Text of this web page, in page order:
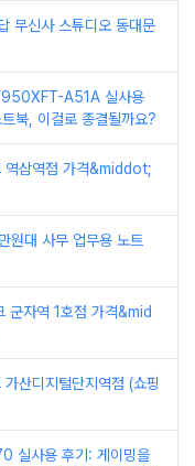
무신사 스튜디오 동대문
A51A 실사용
북, 이걸로 종결될까요?
역삼역점 가격&middot;
대 사무 업무용 노트
군자역 1호점 가격&mid
산디지털단지역점 (쇼핑
사용 후기: 게이밍을